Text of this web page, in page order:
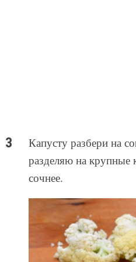
Капусту разбери на
разделяю на крупные
сочнее.